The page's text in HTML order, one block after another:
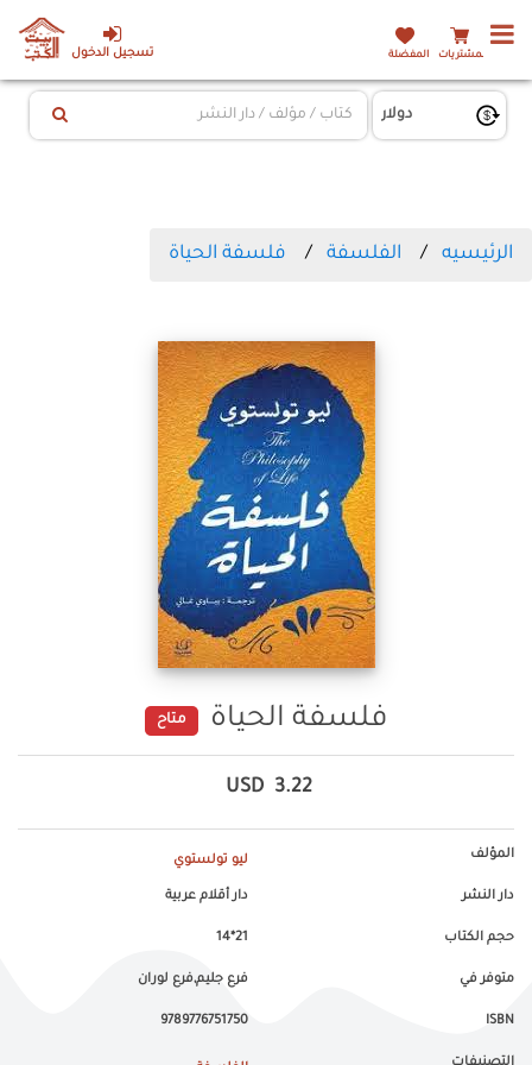
تسجيل الدخول المشتريات المفضلة
الرئيسيه الفلسفة فلسفة الحياة
فلسفة الحياة متاح
3.22
USD
المؤلف ليو تولستوي
دار النشر دار أقلام عربية
حجم الكتاب 21*14
متوفر في فرع جليم,فرع لوران
ISBN
9789776751750
التصنيفات